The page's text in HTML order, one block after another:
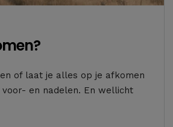
of laat je alles op je afkomen
en nadelen. En wellicht